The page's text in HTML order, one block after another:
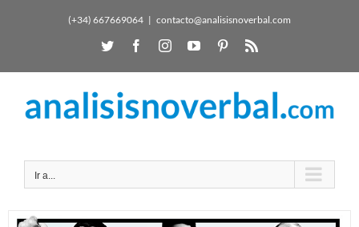
(+34) 667669064 | contacto@analisisnoverbal.com
Ir a...